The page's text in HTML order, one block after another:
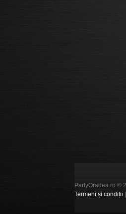
PartyOradea.ro ©
Termeni și condiții